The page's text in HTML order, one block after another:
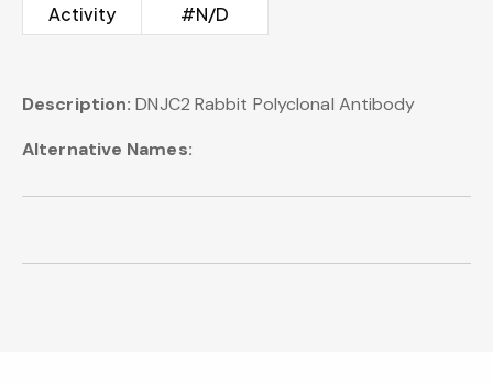
Activity
#N/D
Description: DNJC2 Rabbit Polyclonal Antibody
Alternative Names: